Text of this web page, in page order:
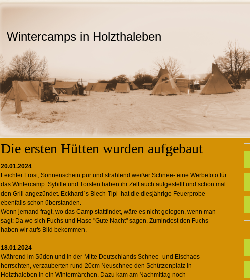
Wintercamps in Holzthaleben
Die ersten Hütten wurden aufgebaut
20.01.2024
Leichter Frost, Sonnenschein pur und strahlend weißer Schnee- eine Werbefoto für
das Wintercamp. Sybille und Torsten haben ihr Zelt auch aufgestellt und schon mal
den Grill angezündet. Eckhard´s Blech-Tipi hat die diesjährige Feuerprobe
ebenfalls schon überstanden.
Wenn jemand fragt, wo das Camp stattfindet, wäre es nicht gelogen, wenn man
sagt: Da wo sich Fuchs und Hase "Gute Nacht" sagen. Zumindest den Fuchs
haben wir aufs Bild bekommen.
18.01.2024
Während im Süden und in der Mitte Deutschlands Schnee- und Eischaos
herrschten, verzauberten rund 20cm Neuschnee den Schützenplatz in
Holzthaleben in ein Wintermärchen. Dazu kam am Nachmittag noch